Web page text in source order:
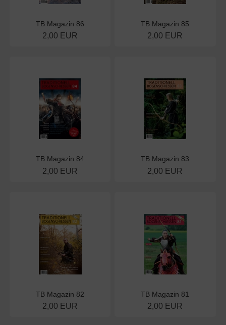
TB Magazin 86
2,00 EUR
TB Magazin 85
2,00 EUR
TB Magazin 84
2,00 EUR
TB Magazin 83
2,00 EUR
TB Magazin 82
2,00 EUR
TB Magazin 81
2,00 EUR